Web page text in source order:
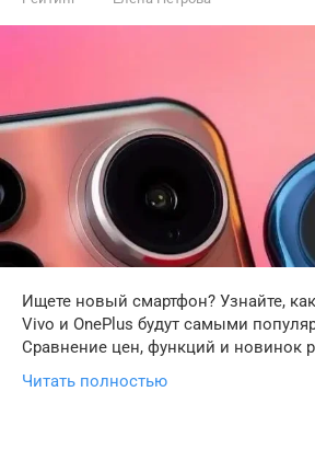
Ищете новый смартфон? Узнайте,
Vivo и OnePlus будут самыми
Сравнение цен, функций и новинок
Читать полностью